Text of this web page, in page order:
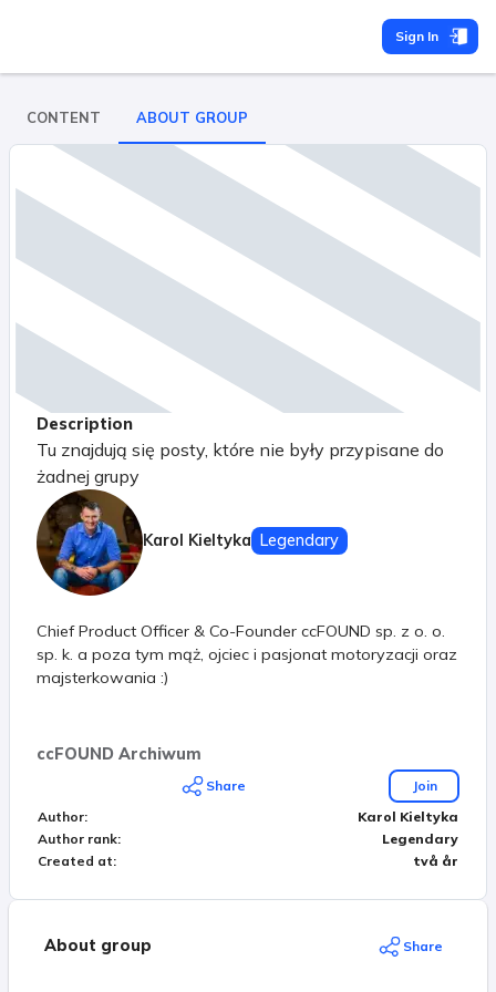
Sign In
CONTENT ABOUT GROUP
Description
Tu znajdują się posty, które nie były przypisane do
żadnej grupy
Karol Kieltyka Legendary
Chief Product Officer & Co-Founder ccFOUND sp. z o. o.
sp. k. a poza tym mąż, ojciec i pasjonat motoryzacji oraz
majsterkowania :)
ccFOUND Archiwum
Share
Join
Author:
Karol Kieltyka
Author rank:
Legendary
Created at: två år
About group Share